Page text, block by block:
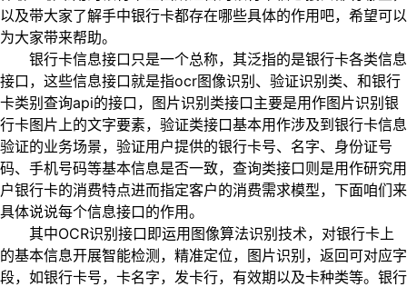
以及带大家了解手中银行卡都存在哪些具体的作用吧，希望可以
为大家带来帮助。
银行卡信息接口只是一个总称，其泛指的是银行卡各类信息
接口，这些信息接口就是指ocr图像识别、验证识别类、和银行
卡类别查询api的接口，图片识别类接口主要是用作图片识别银
行卡图片上的文字要素，验证类接口基本用作涉及到银行卡信息
验证的业务场景，验证用户提供的银行卡号、名字、身份证号
码、手机号码等基本信息是否一致，查询类接口则是用作研究用
户银行卡的消费特点进而指定客户的消费需求模型，下面咱们来
具体说说每个信息接口的作用。
其中OCR识别接口即运用图像算法识别技术，对银行卡上
的基本信息开展智能检测，精准定位，图片识别，返回可对应字
段，如银行卡号，卡名字，发卡行，有效期以及卡种类等。银行